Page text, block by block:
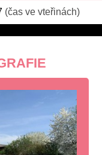
(čas ve vteřinách)